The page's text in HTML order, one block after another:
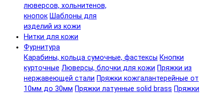
люверсов, хольнитенов,
кнопок Шаблоны для
изделий из кожи
Нитки для кожи
Фурнитура
Карабины, кольца сумочные, фастексы Кнопки
курточные Люверсы, блочки для кожи Пряжки из
нержавеющей стали Пряжки кожгалантерейные от
10мм до 30мм Пряжки латунные solid brass Пряжки